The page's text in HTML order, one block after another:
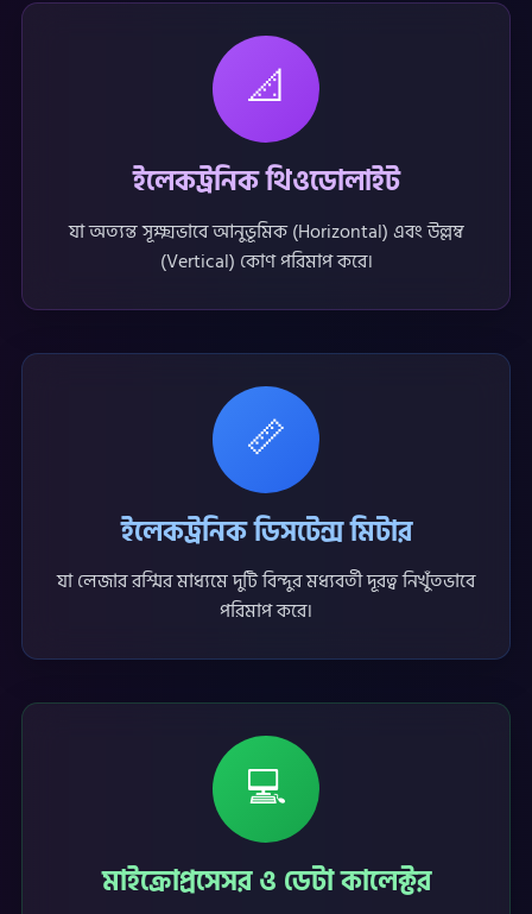
📐
ইলেকট্রনিক থিওডোলাইট
যা অত্যন্ত সূক্ষ্মভাবে আনুভূমিক (Horizontal) এবং উল্লম্ব
(Vertical) কোণ পরিমাপ করে।
📏
ইলেকট্রনিক ডিসটেন্স মিটার
যা লেজার রশ্মির মাধ্যমে দুটি বিন্দুর মধ্যবর্তী দূরত্ব নিখুঁতভাবে
পরিমাপ করে।
💻
মাইক্রোপ্রসেসর ও ডেটা কালেক্টর